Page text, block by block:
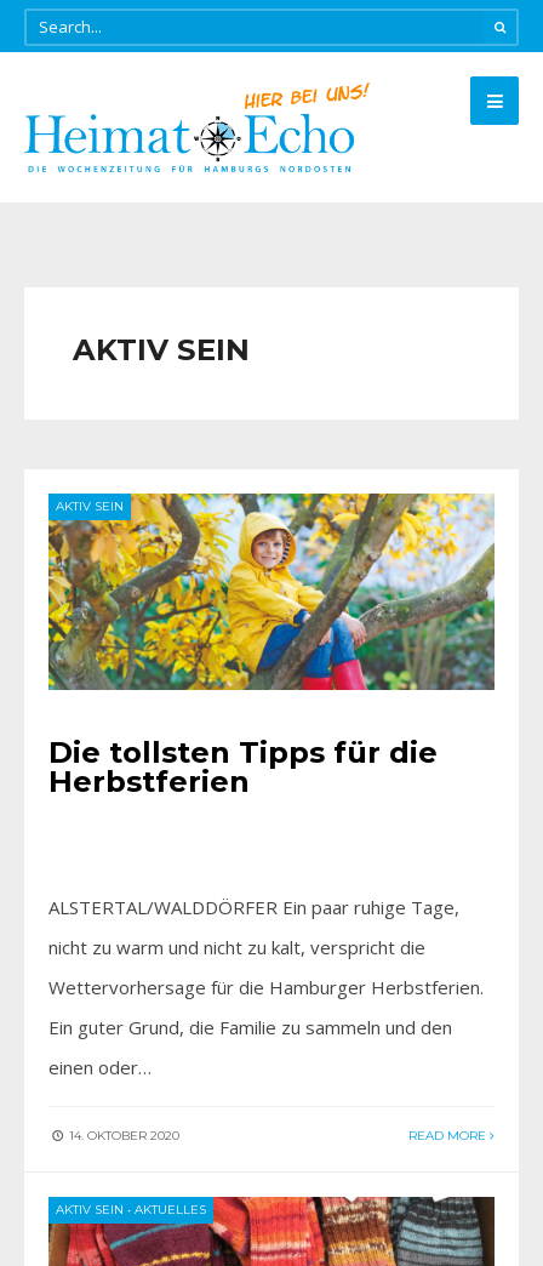
AKTIV SEIN
AKTIV SEIN
Die tollsten Tipps für die
Herbstferien
ALSTERTAL/WALDDÖRFER Ein paar ruhige Tage,
nicht zu warm und nicht zu kalt, verspricht die
Wettervorhersage für die Hamburger Herbstferien.
Ein guter Grund, die Familie zu sammeln und den
einen oder…
14. OKTOBER 2020 READ MORE
AKTIV SEIN • AKTUELLES